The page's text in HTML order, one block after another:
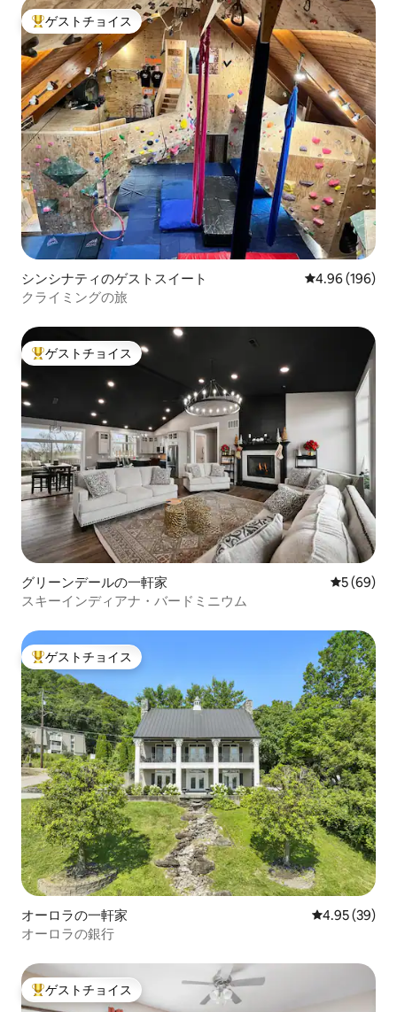
大好評のゲストチョイスです。
ゲストチョイス
シンシナティのゲストスイート レビュー196
4.96 (196)
クライミングの旅
大好評のゲストチョイスです。
ゲストチョイス
グリーンデールの一軒家 レビュー
5 (69)
スキーインディアナ・バードミニウム
大好評のゲストチョイスです。
ゲストチョイス
オーロラの一軒家 レビュー39
4.95 (39)
オーロラの銀行
大好評のゲストチョイスです。
ゲストチョイス